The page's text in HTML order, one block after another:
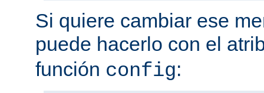
Si quiere cambiar ese
puede hacerlo con el
función config: